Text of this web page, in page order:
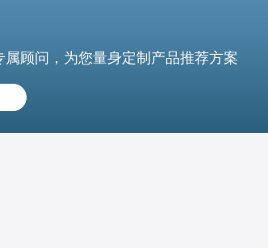
属顾问，为您量身定制产品推荐方案